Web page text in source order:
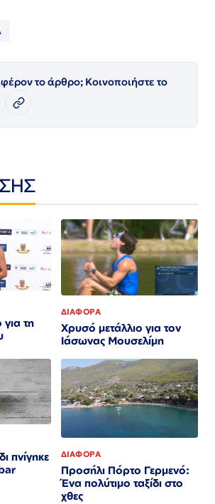
το άρθρο; Κοινοποιήστε το
για τη
ΔΙΑΦΟΡΑ
Χρυσό μετάλλιο για τον
Iάσωνας Μουσελίμη
πνίγηκε
ΔΙΑΦΟΡΑ
Προσήλι Πόρτο Γερμενό:
Ένα πολύτιμο ταξίδι στο
χθες